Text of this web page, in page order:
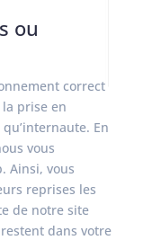
ou
correct
prise en
En
vous
Ainsi, vous
reprises les
de notre site
dans votre